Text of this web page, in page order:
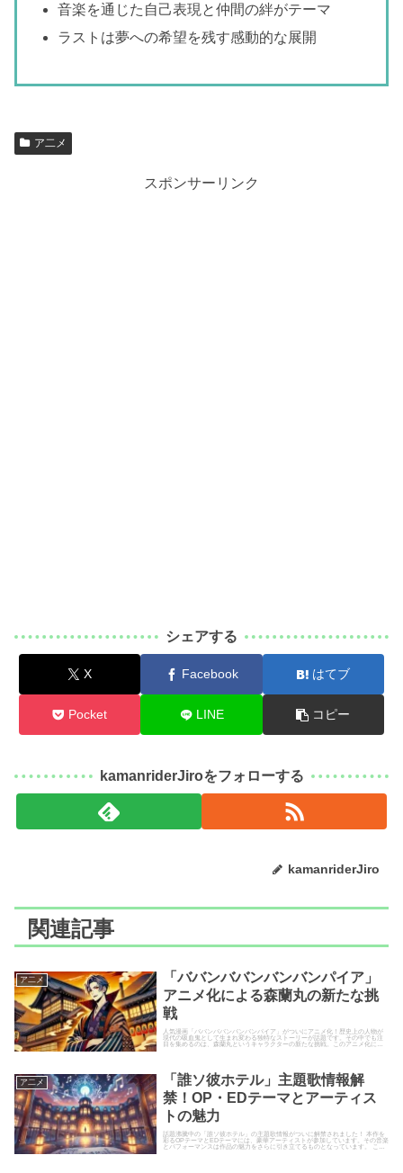
音楽を通じた自己表現と仲間の絆がテーマ
ラストは夢への希望を残す感動的な展開
ア二メ
スポンサーリンク
シェアする
X Facebook はてブ
Pocket LINE コピー
kamanriderJiroをフォローする
kamanriderJiro
関連記事
ア二メ
「ババンババンバンバンパイア」
アニメ化による森蘭丸の新たな挑
戦
人気漫画「ババンババンバンバンパイア」がついにアニメ化！歴史上の人物が
現代の吸血鬼として生まれ変わる独特なストーリーが話題です。その中でも注
目を集めるのは、森蘭丸というキャラクターの新たな挑戦。このアニメ化によ
ア二メ
「誰ソ彼ホテル」主題歌情報解
禁！OP・EDテーマとアーティス
トの魅力
話題沸騰中の「誰ソ彼ホテル」の主題歌情報がついに解禁されました！ 本作を
彩るOPテーマとEDテーマには、豪華アーティストが参加しています。その音楽
とパフォーマンスは作品の魅力をさらに引き立てるものとなっています。 この